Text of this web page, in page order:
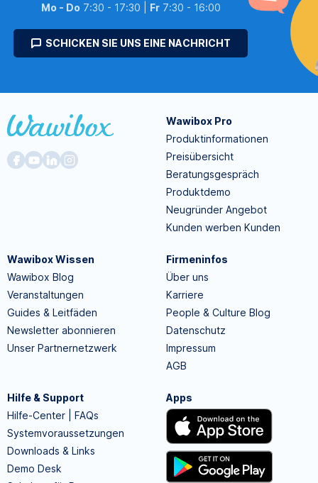
Mo - Do 7:30 - 17:30 | Fr7:30 - 16:00
SCHICKEN SIE UNS EINE NACHRICHT
Wawibox Pro
Produktinformationen
Preisübersicht
Beratungsgespräch
Produktdemo
Neugründer Angebot
Kunden werben Kunden
Wawibox Wissen
Wawibox Blog
Veranstaltungen
Guides & Leitfäden
Newsletter abonnieren
Unser Partnernetzwerk
Firmeninfos
Über uns
Karriere
People & Culture Blog
Datenschutz
Impressum
AGB
Hilfe & Support
Hilfe-Center | FAQs
Systemvoraussetzungen
Downloads & Links
Demo Desk
Apps